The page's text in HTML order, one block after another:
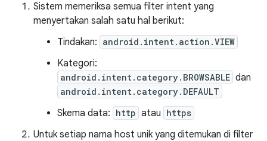
Sistem memeriksa semua filter intent yang
menyertakan salah satu hal berikut:
Tindakan: android.intent.action.VIEW
Kategori:
android.intent.category.BROWSABLE dan
android.intent.category.DEFAULT
Skema data: http atau https
Untuk setiap nama host unik yang ditemukan di filter